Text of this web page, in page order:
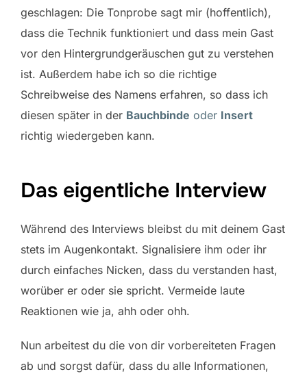
geschlagen: Die Tonprobe sagt mir (hoffentlich),
dass die Technik funktioniert und dass mein Gast
vor den Hintergrundgeräuschen gut zu verstehen
ist. Außerdem habe ich so die richtige
Schreibweise des Namens erfahren, so dass ich
diesen später in der Bauchbinde oder Insert
richtig wiedergeben kann.
Das eigentliche Interview
Während des Interviews bleibst du mit deinem Gast
stets im Augenkontakt. Signalisiere ihm oder ihr
durch einfaches Nicken, dass du verstanden hast,
worüber er oder sie spricht. Vermeide laute
Reaktionen wie ja, ahh oder ohh.
Nun arbeitest du die von dir vorbereiteten Fragen
ab und sorgst dafür, dass du alle Informationen,